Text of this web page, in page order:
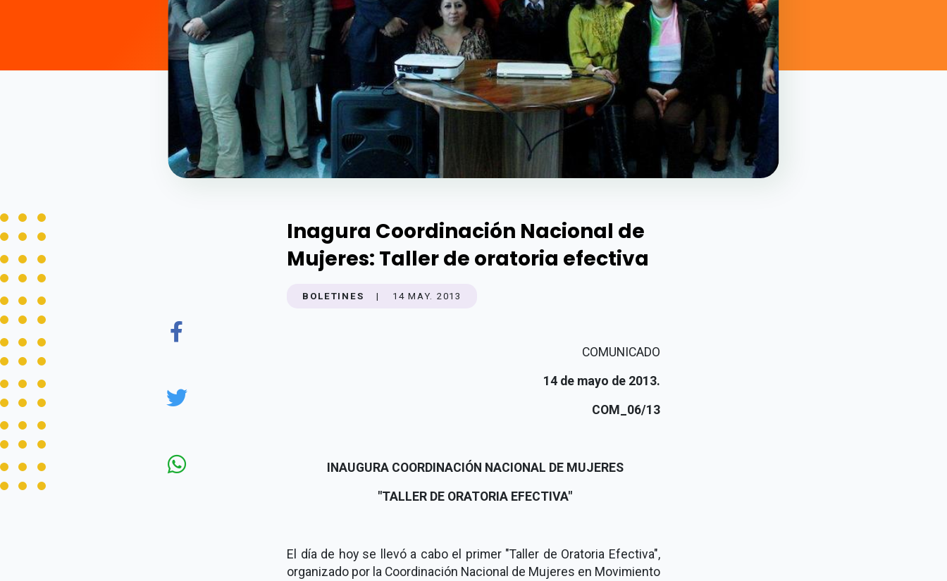
Inagura Coordinación Nacional de
Mujeres: Taller de oratoria efectiva
BOLETINES | 14 MAY. 2013
COMUNICADO
14 de mayo de 2013.
COM_06/13
INAUGURA COORDINACIÓN NACIONAL DE MUJERES
"TALLER DE ORATORIA EFECTIVA"
El día de hoy se llevó a cabo el primer "Taller de Oratoria Efectiva",
organizado por la Coordinación Nacional de Mujeres en Movimiento